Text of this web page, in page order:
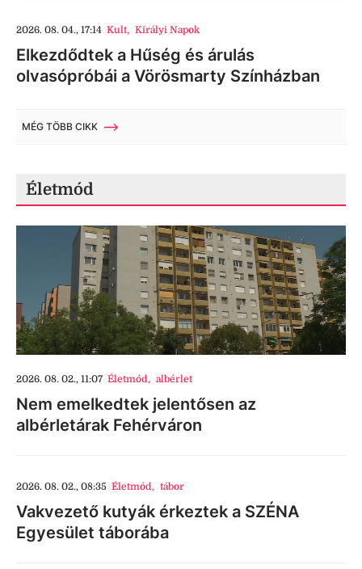
2026. 08. 04., 17:14 Kult, Királyi Napok
Elkezdődtek a Hűség és árulás
olvasópróbái a Vörösmarty Színházban
MÉG TÖBB CIKK
Életmód
2026. 08. 02., 11:07 Életmód, albérlet
Nem emelkedtek jelentősen az
albérletárak Fehérváron
2026. 08. 02., 08:35 Életmód, tábor
Vakvezető kutyák érkeztek a SZÉNA
Egyesület táborába